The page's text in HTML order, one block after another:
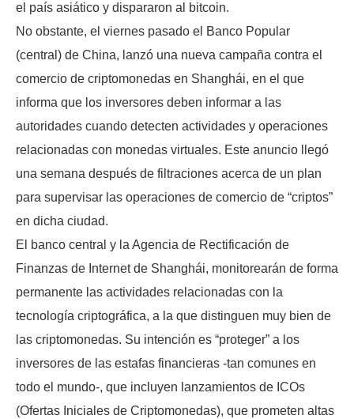
el país asiático y dispararon al bitcoin.
No obstante, el viernes pasado el Banco Popular
(central) de China, lanzó una nueva campaña contra el
comercio de criptomonedas en Shanghái, en el que
informa que los inversores deben informar a las
autoridades cuando detecten actividades y operaciones
relacionadas con monedas virtuales. Este anuncio llegó
una semana después de filtraciones acerca de un plan
para supervisar las operaciones de comercio de “criptos”
en dicha ciudad.
El banco central y la Agencia de Rectificación de
Finanzas de Internet de Shanghái, monitorearán de forma
permanente las actividades relacionadas con la
tecnología criptográfica, a la que distinguen muy bien de
las criptomonedas. Su intención es “proteger” a los
inversores de las estafas financieras -tan comunes en
todo el mundo-, que incluyen lanzamientos de ICOs
(Ofertas Iniciales de Criptomonedas), que prometen altas